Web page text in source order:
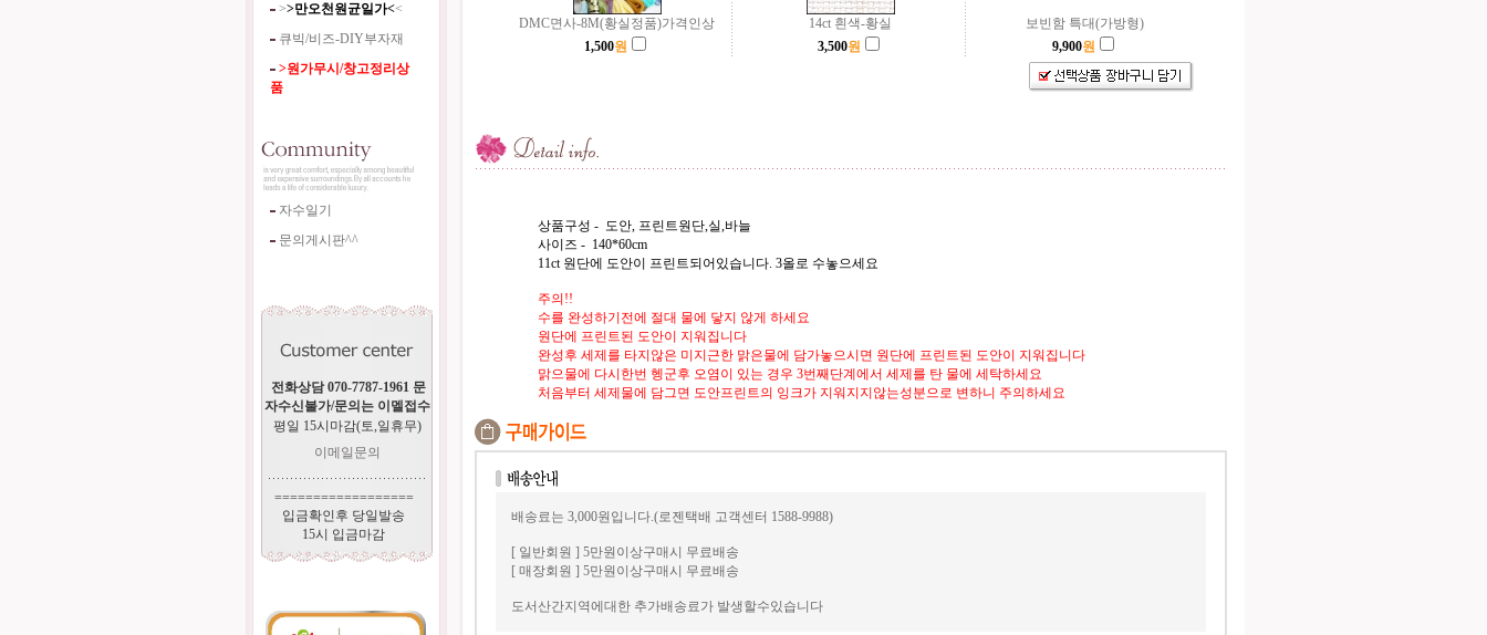
>>만오천원균일가<<
큐빅/비즈-DIY부자재
>원가무시/창고정리상
품
자수일기
문의게시판^^
전화상담 070-7787-1961 문
자수신불가/문의는 이멜접수
평일 15시마감(토,일휴무)
이메일문의
==================
입금확인후 당일발송
15시 입금마감
DMC면사-8M(황실정품)가격인상 14ct 흰색-황실
보빈함 특대(가방형)
1,500원 3,500원 9,900원
상품구성 - 도안, 프린트원단,실,바늘
사이즈 - 140*60cm
11ct 원단에 도안이 프린트되어있습니다. 3올로 수놓으세요
주의!!
수를 완성하기전에 절대 물에 닿지 않게 하세요
원단에 프린트된 도안이 지워집니다
완성후 세제를 타지않은 미지근한 맑은물에 담가놓으시면 원단에 프린트된 도안이 지워집니다
맑으물에 다시한번 헹군후 오염이 있는 경우 3번째단계에서 세제를 탄 물에 세탁하세요
처음부터 세제물에 담그면 도안프린트의 잉크가 지워지지않는성분으로 변하니 주의하세요
배송료는 3,000원입니다.(로젠택배 고객센터 1588-9988)
[ 일반회원 ] 5만원이상구매시 무료배송
[ 매장회원 ] 5만원이상구매시 무료배송
도서산간지역에대한 추가배송료가 발생할수있습니다